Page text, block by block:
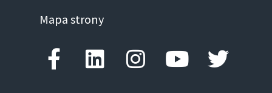
Mapa strony
Facebook-f
LinkedinInstagram
Youtube